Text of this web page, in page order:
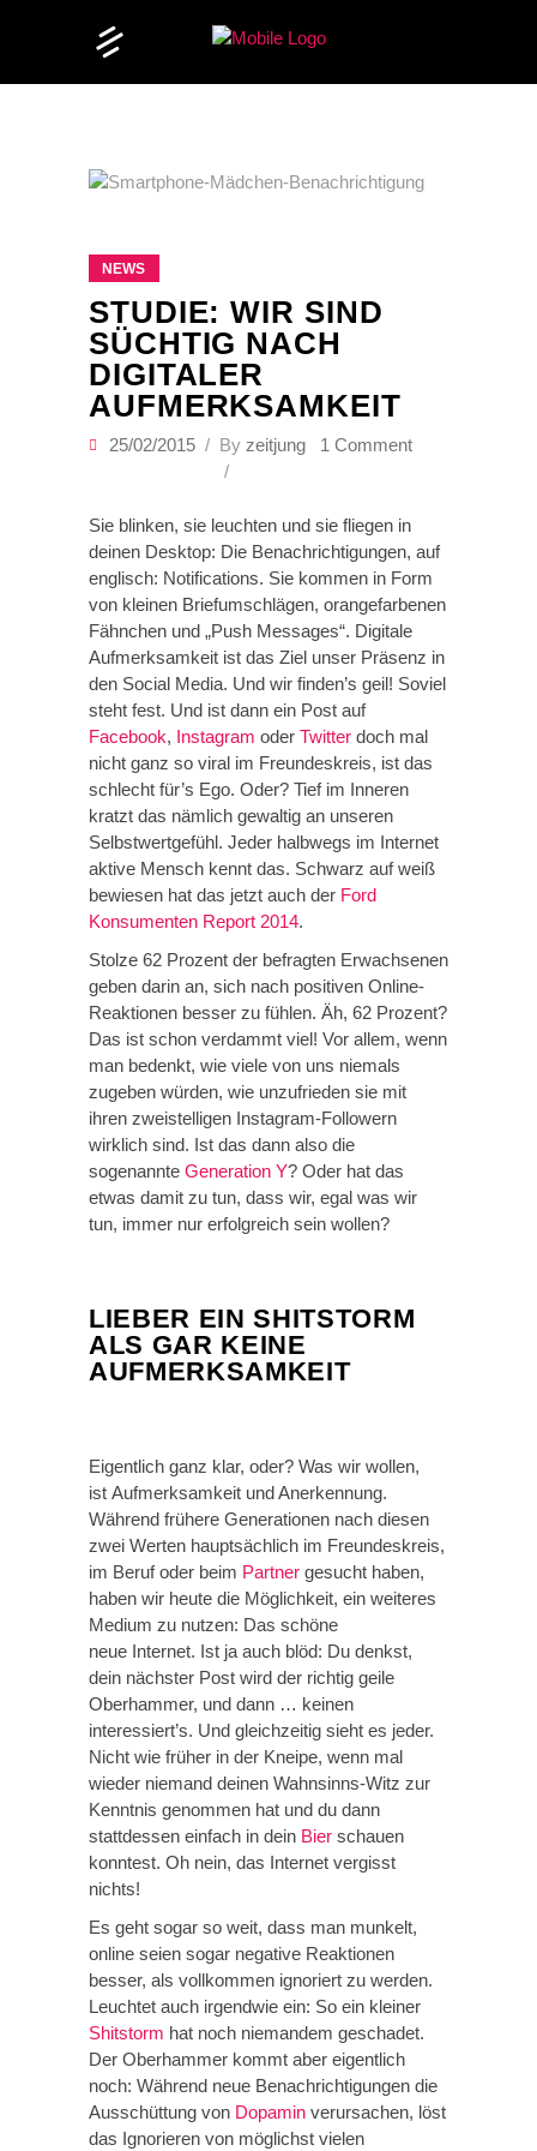
NEWS
STUDIE: WIR SIND
SÜCHTIG NACH
DIGITALER
AUFMERKSAMKEIT
25/02/2015 By zeitjung 1 Comment
Sie blinken, sie leuchten und sie fliegen in
deinen Desktop: Die Benachrichtigungen, auf
englisch: Notifications. Sie kommen in Form
von kleinen Briefumschlägen, orangefarbenen
Fähnchen und „Push Messages“. Digitale
Aufmerksamkeit ist das Ziel unser Präsenz in
den Social Media. Und wir finden’s geil! Soviel
steht fest. Und ist dann ein Post auf
Facebook, Instagram oder Twitter doch mal
nicht ganz so viral im Freundeskreis, ist das
schlecht für’s Ego. Oder? Tief im Inneren
kratzt das nämlich gewaltig an unseren
Selbstwertgefühl. Jeder halbwegs im Internet
aktive Mensch kennt das. Schwarz auf weiß
bewiesen hat das jetzt auch der Ford
Konsumenten Report 2014.
Stolze 62 Prozent der befragten Erwachsenen
geben darin an, sich nach positiven Online-
Reaktionen besser zu fühlen. Äh, 62 Prozent?
Das ist schon verdammt viel! Vor allem, wenn
man bedenkt, wie viele von uns niemals
zugeben würden, wie unzufrieden sie mit
ihren zweistelligen Instagram-Followern
wirklich sind. Ist das dann also die
sogenannte Generation Y? Oder hat das
etwas damit zu tun, dass wir, egal was wir
tun, immer nur erfolgreich sein wollen?
LIEBER EIN SHITSTORM
ALS GAR KEINE
AUFMERKSAMKEIT
Eigentlich ganz klar, oder? Was wir wollen,
ist Aufmerksamkeit und Anerkennung.
Während frühere Generationen nach diesen
zwei Werten hauptsächlich im Freundeskreis,
im Beruf oder beim Partner gesucht haben,
haben wir heute die Möglichkeit, ein weiteres
Medium zu nutzen: Das schöne
neue Internet. Ist ja auch blöd: Du denkst,
dein nächster Post wird der richtig geile
Oberhammer, und dann … keinen
interessiert’s. Und gleichzeitig sieht es jeder.
Nicht wie früher in der Kneipe, wenn mal
wieder niemand deinen Wahnsinns-Witz zur
Kenntnis genommen hat und du dann
stattdessen einfach in dein Bier schauen
konntest. Oh nein, das Internet vergisst
nichts!
Es geht sogar so weit, dass man munkelt,
online seien sogar negative Reaktionen
besser, als vollkommen ignoriert zu werden.
Leuchtet auch irgendwie ein: So ein kleiner
Shitstorm hat noch niemandem geschadet.
Der Oberhammer kommt aber eigentlich
noch: Während neue Benachrichtigungen die
Ausschüttung von Dopamin verursachen, löst
das Ignorieren von möglichst vielen